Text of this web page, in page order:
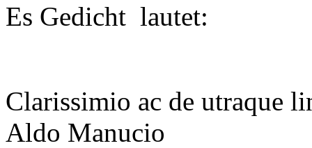
Es Gedicht lautet:
Clarissimio ac de utraque
Aldo Manucio